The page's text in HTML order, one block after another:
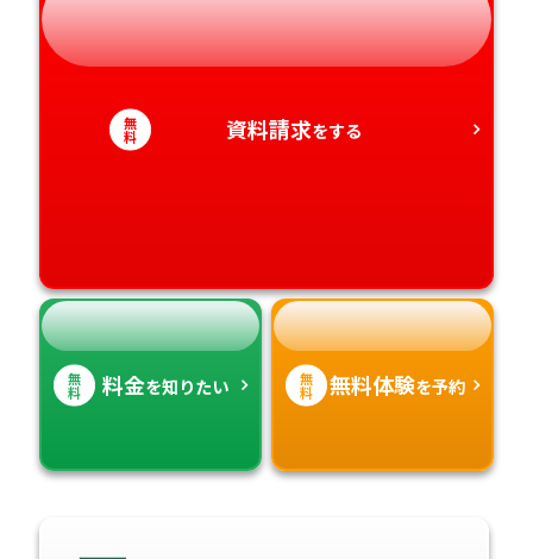
静岡県
愛知県
和歌山県
徳島県
香川県
大分県
宮崎県
無
料 資料請求をする
無
料 料金を知りたい 無
料 無料体験を予約